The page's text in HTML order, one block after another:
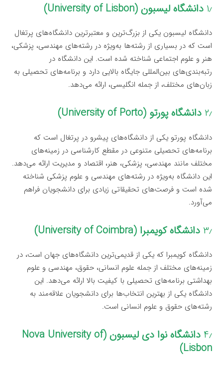
۱٫ دانشگاه لیسبون (University of Lisbon)
دانشگاه لیسبون یکی از بزرگ‌ترین و معتبرترین دانشگاه‌های پرتغال
است که در بسیاری از رشته‌ها به‌ویژه در رشته‌های مهندسی، پزشکی،
هنر و علوم اجتماعی شناخته شده است. این دانشگاه در
رتبه‌بندی‌های بین‌المللی جایگاه بالایی دارد و برنامه‌های تحصیلی به
زبان‌های مختلف، از جمله انگلیسی، ارائه می‌دهد.
۲٫ دانشگاه پورتو (University of Porto)
دانشگاه پورتو یکی از دانشگاه‌های پیشرو در پرتغال است که
برنامه‌های تحصیلی متنوعی در مقطع کارشناسی در زمینه‌های
مختلف مانند مهندسی، پزشکی، هنر، اقتصاد و مدیریت ارائه می‌دهد.
این دانشگاه به‌ویژه در رشته‌های مهندسی و علوم پزشکی شناخته
شده است و فرصت‌های تحقیقاتی زیادی برای دانشجویان فراهم
می‌آورد.
۳٫ دانشگاه کویمبرا (University of Coimbra)
دانشگاه کویمبرا که یکی از قدیمی‌ترین دانشگاه‌های جهان است، در
زمینه‌های مختلف از جمله علوم انسانی، حقوق، مهندسی و علوم
بهداشتی برنامه‌های تحصیلی با کیفیت بالا ارائه می‌دهد. این
دانشگاه یکی از بهترین انتخاب‌ها برای دانشجویان علاقه‌مند به
رشته‌های حقوق و علوم انسانی است.
۴٫
دانشگاه نوا دی لیسبون (Nova University of
Lisbon)